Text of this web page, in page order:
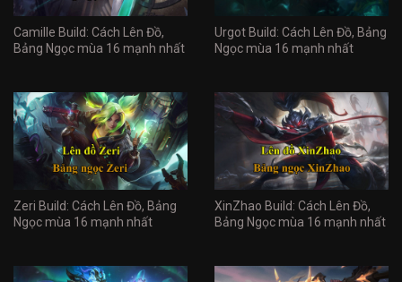
Camille Build: Cách Lên Đồ,
Bảng Ngọc mùa 16 mạnh nhất
Urgot Build: Cách Lên Đồ, Bảng
Ngọc mùa 16 mạnh nhất
Zeri Build: Cách Lên Đồ, Bảng
Ngọc mùa 16 mạnh nhất
XinZhao Build: Cách Lên Đồ,
Bảng Ngọc mùa 16 mạnh nhất